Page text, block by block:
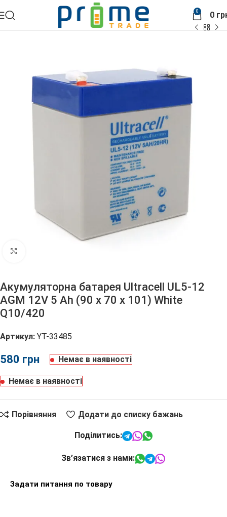
0 0
Акумуляторна батарея Ultracell UL5-12
AGM 12V 5 Ah (90 x 70 x 101) White
Q10/420
Артикул: YT-33485
грн Немає в наявності
Немає в наявності
Порівняння Додати до списку бажань
Поділитись:
Зв’язатися з нами:
Задати питання по товару